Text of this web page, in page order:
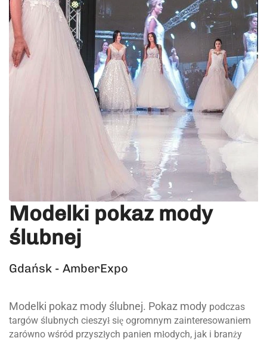
Modelki pokaz mody
ślubnej
Gdańsk - AmberExpo
Modelki pokaz mody ślubnej. Pokaz mody podczas
targów ślubnych cieszył się ogromnym zainteresowaniem
zarówno wśród przyszłych panien młodych, jak i branży